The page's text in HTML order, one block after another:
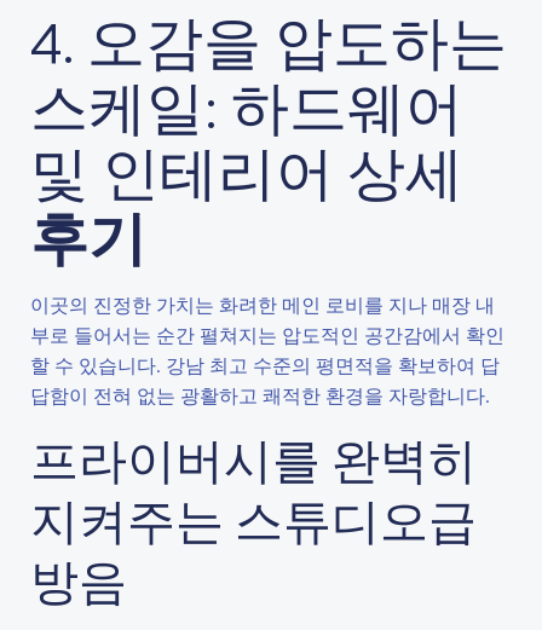
4. 오감을 압도하는
스케일: 하드웨어
및 인테리어 상세
후기
이곳의 진정한 가치는 화려한 메인 로비를 지나 매장 내
부로 들어서는 순간 펼쳐지는 압도적인 공간감에서 확인
할 수 있습니다. 강남 최고 수준의 평면적을 확보하여 답
답함이 전혀 없는 광활하고 쾌적한 환경을 자랑합니다.
프라이버시를 완벽히
지켜주는 스튜디오급
방음